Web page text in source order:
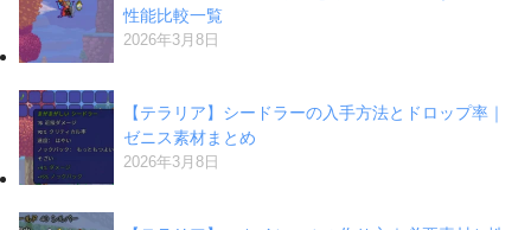
性能比較一覧
2026年3月8日
【テラリア】シードラーの入手方法とドロップ率｜
ゼニス素材まとめ
2026年3月8日